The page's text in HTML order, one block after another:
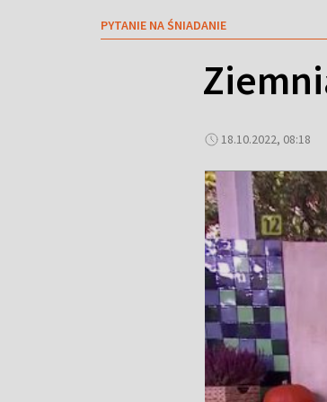
PYTANIE NA ŚNIADANIE
18.10.2022, 08:18